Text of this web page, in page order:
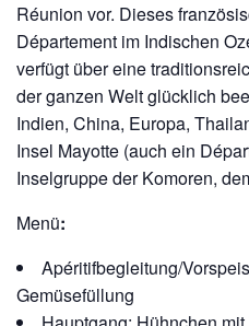
Réunion vor. Dieses
Département im Indischen
verfügt über eine
der ganzen Welt glücklich
Indien, China, Europa,
Insel Mayotte (auch ein
Inselgruppe der Komoren,
Menü:
Apéritifbegleitung/
Gemüsefüllung